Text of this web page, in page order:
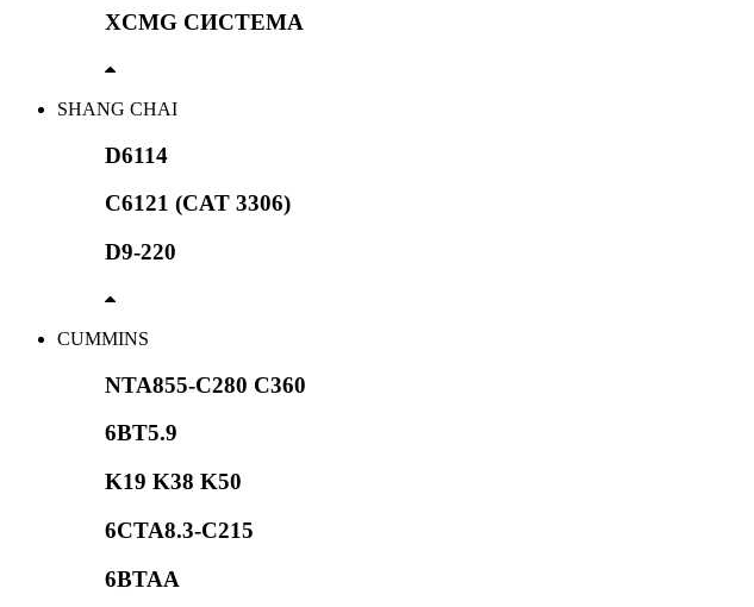
XCMG СИСТЕМА
SHANG CHAI
D6114
C6121 (CAT 3306)
D9-220
CUMMINS
NTA855-C280 C360
6BT5.9
K19 K38 K50
6CTA8.3-C215
6BTAA